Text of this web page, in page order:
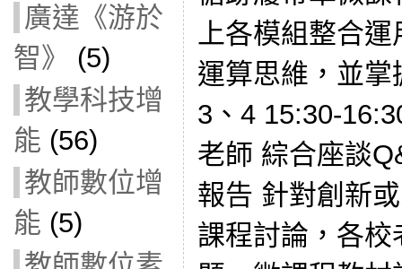
廣達《游於
智》
(5)
教學科技增
能 (56)
教師數位增
能 (5)
上各模組整合
運算思維，並
3、4 15:30-
老師 綜合座談
報告 針對創新
課程討論，各